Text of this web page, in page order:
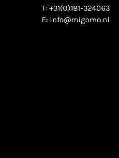
T:+31(0)181-324063
E: info@migomo.nl